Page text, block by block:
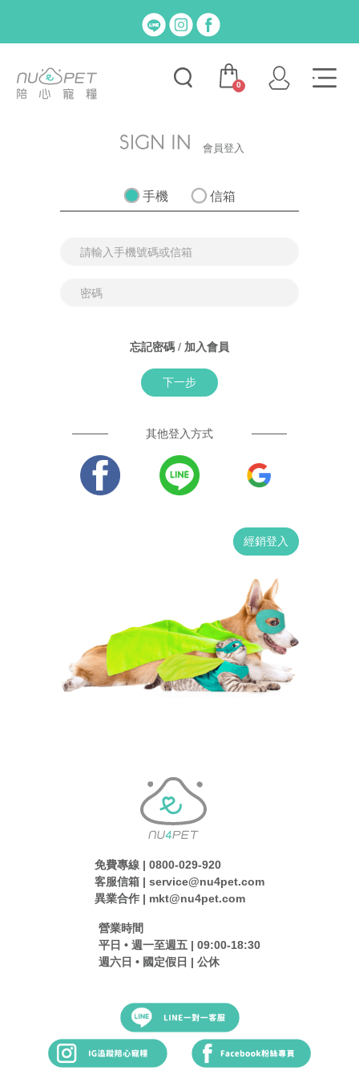
0
會員登入
手機 信箱
忘記密碼 / 加入會員
下一步
其他登入方式
經銷登入
免費專線 | 0800-029-920
客服信箱 | service@nu4pet.com
異業合作 | mkt@nu4pet.com
營業時間
平日 • 週一至週五 | 09:00-18:30
週六日 • 國定假日 | 公休